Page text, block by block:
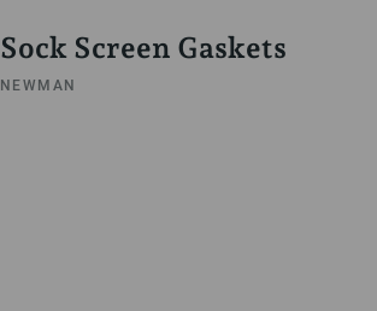
Sock Screen Gaskets
NEWMAN